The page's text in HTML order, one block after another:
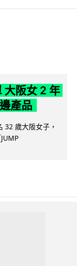
大阪女 2 年
產品
32 歲大阪女子，